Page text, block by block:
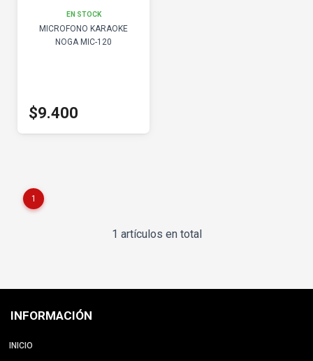
EN STOCK
MICROFONO KARAOKE
NOGA MIC-120
$9.400
1
1 artículos en total
INFORMACIÓN
INICIO